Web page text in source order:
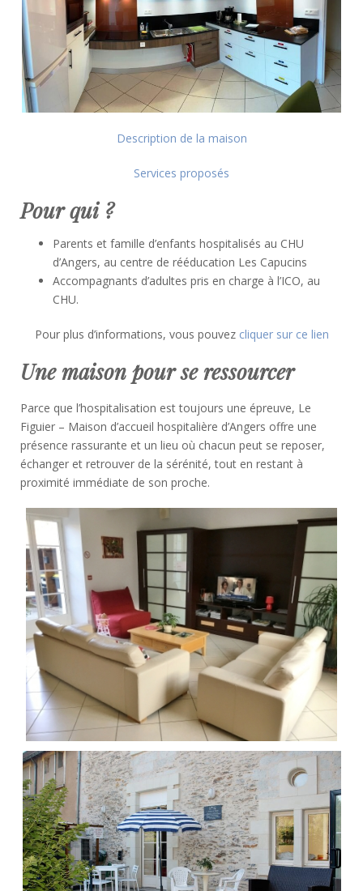
Description de la maison
Services proposés
Pour qui ?
Parents et famille d’enfants hospitalisés au CHU
d’Angers, au centre de rééducation Les Capucins
Accompagnants d’adultes pris en charge à l’ICO, au
CHU.
Pour plus d’informations, vous pouvez cliquer sur ce lien
Une maison pour se ressourcer
Parce que l’hospitalisation est toujours une épreuve, Le
Figuier – Maison d’accueil hospitalière d’Angers offre une
présence rassurante et un lieu où chacun peut se reposer,
échanger et retrouver de la sérénité, tout en restant à
proximité immédiate de son proche.